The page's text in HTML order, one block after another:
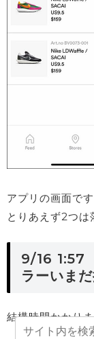
アプリの画面で
とりあえず2つは
9/16
ラーいま
結構時間かかり